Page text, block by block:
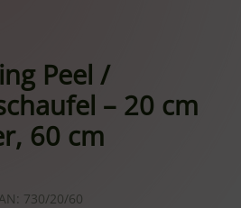
Peel /
– 20 cm
60 cm
730/20/60